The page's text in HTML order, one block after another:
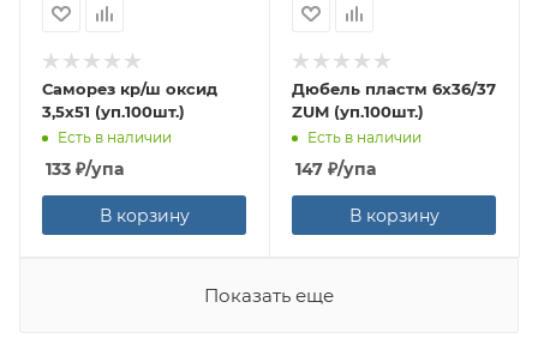
Саморез кр/ш оксид
3,5х51 (уп.100шт.)
Есть в наличии
133 ₽/упа
В корзину
Дюбель пластм 6х36/37
ZUM (уп.100шт.)
Есть в наличии
147 ₽/упа
В корзину
Показать еще